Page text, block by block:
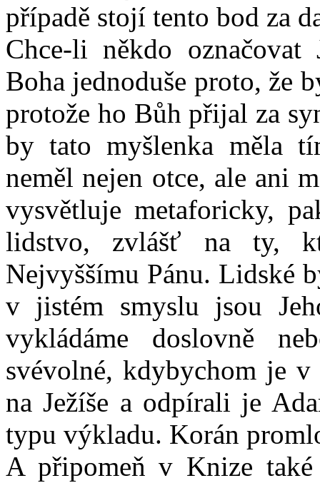
případě stojí tento bod za
Chce-li někdo
Boha jednoduše proto, že
protože ho Bůh přijal za
by tato myšlenka měla
neměl nejen otce, ale ani
vysvětluje metaforicky,
lidstvo, zvlášť na ty,
Nejvyššímu Pánu. Lidské
v jistém smyslu jsou
vykládáme doslovně
svévolné, kdybychom je
na Ježíše a odpírali je
typu výkladu. Korán
A připomeň v Knize